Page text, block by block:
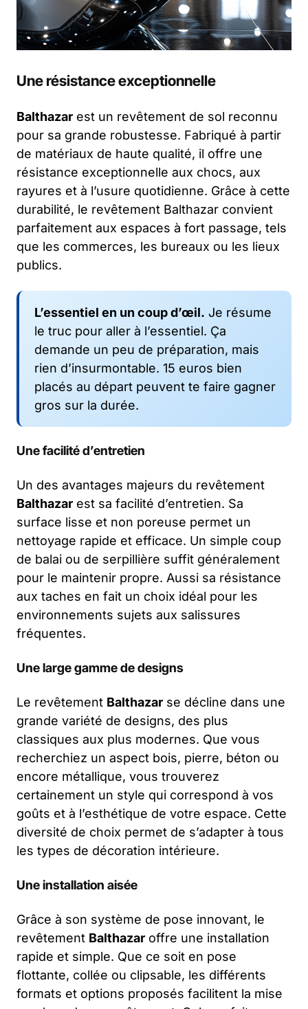
Une résistance exceptionnelle
Balthazar est un revêtement de sol reconnu
pour sa grande robustesse. Fabriqué à partir
de matériaux de haute qualité, il offre une
résistance exceptionnelle aux chocs, aux
rayures et à l’usure quotidienne. Grâce à cette
durabilité, le revêtement Balthazar convient
parfaitement aux espaces à fort passage, tels
que les commerces, les bureaux ou les lieux
publics.
L’essentiel en un coup d’œil. Je résume
le truc pour aller à l’essentiel. Ça
demande un peu de préparation, mais
rien d’insurmontable. 15 euros bien
placés au départ peuvent te faire gagner
gros sur la durée.
Une facilité d’entretien
Un des avantages majeurs du revêtement
Balthazar est sa facilité d’entretien. Sa
surface lisse et non poreuse permet un
nettoyage rapide et efficace. Un simple coup
de balai ou de serpillière suffit généralement
pour le maintenir propre. Aussi sa résistance
aux taches en fait un choix idéal pour les
environnements sujets aux salissures
fréquentes.
Une large gamme de designs
Le revêtement Balthazar se décline dans une
grande variété de designs, des plus
classiques aux plus modernes. Que vous
recherchiez un aspect bois, pierre, béton ou
encore métallique, vous trouverez
certainement un style qui correspond à vos
goûts et à l’esthétique de votre espace. Cette
diversité de choix permet de s’adapter à tous
les types de décoration intérieure.
Une installation aisée
Grâce à son système de pose innovant, le
revêtement Balthazar offre une installation
rapide et simple. Que ce soit en pose
flottante, collée ou clipsable, les différents
formats et options proposés facilitent la mise